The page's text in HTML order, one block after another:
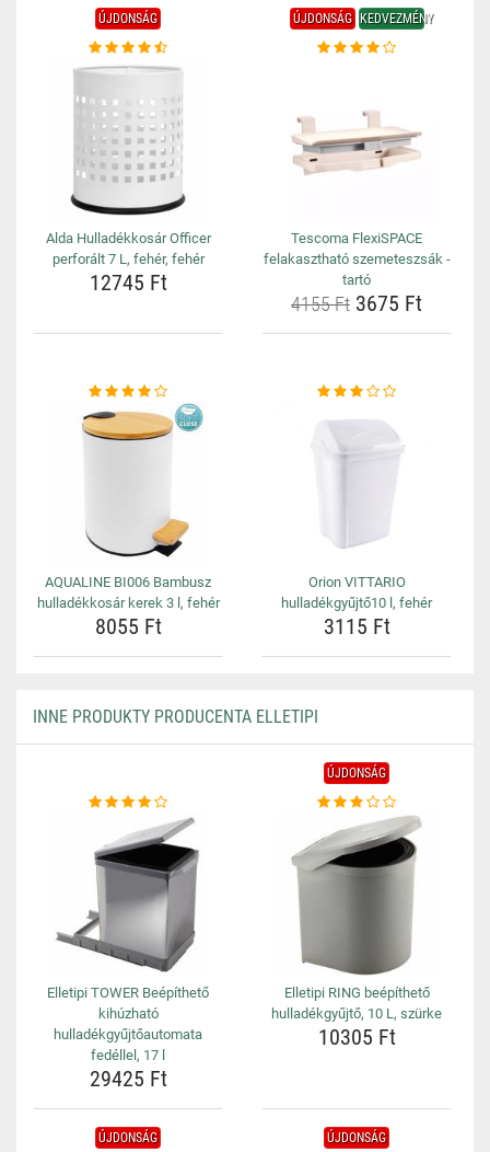
ÚJDONSÁG
Alda Hulladékkosár Officer
perforált 7 L, fehér, fehér
12745 Ft
ÚJDONSÁG KEDVEZMÉNY
Tescoma FlexiSPACE
felakasztható szemeteszsák -
tartó
4155 Ft 3675 Ft
AQUALINE BI006 Bambusz
hulladékkosár kerek 3 l, fehér
8055 Ft
Orion VITTARIO
hulladékgyűjtő10 l, fehér
3115 Ft
INNE PRODUKTY PRODUCENTA ELLETIPI
Elletipi TOWER Beépíthető
kihúzható
hulladékgyűjtőautomata
fedéllel, 17 l
29425 Ft
ÚJDONSÁG
Elletipi RING beépíthető
hulladékgyűjtő, 10 L, szürke
10305 Ft
ÚJDONSÁG ÚJDONSÁG